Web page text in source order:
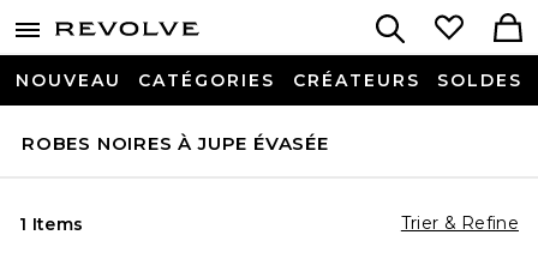
NOUVEAU CATÉGORIES CRÉATEURS SOLDES
ROBES NOIRES À JUPE ÉVASÉE
1 Items Trier & Refine